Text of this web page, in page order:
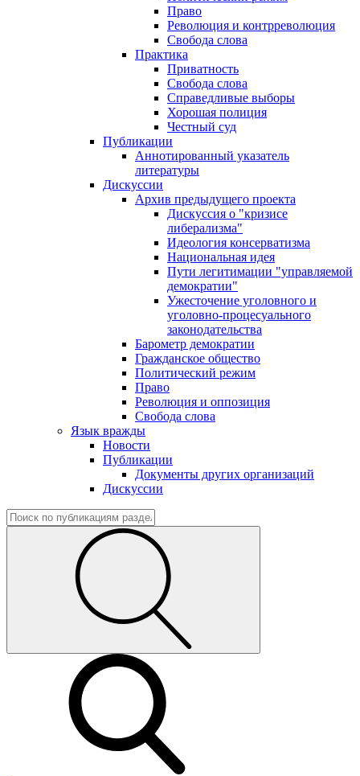
Право
Революция и контрреволюция
Свобода слова
Практика
Приватность
Свобода слова
Справедливые выборы
Хорошая полиция
Честный суд
Публикации
Аннотированный указатель
литературы
Дискуссии
Архив предыдущего проекта
Дискуссия о "кризисе
либерализма"
Идеология консерватизма
Национальная идея
Пути легитимации "управляемой
демократии"
Ужесточение уголовного и
уголовно-процесуального
законодательства
Барометр демократии
Гражданское общество
Политический режим
Право
Революция и оппозиция
Свобода слова
Язык вражды
Новости
Публикации
Документы других организаций
Дискуссии